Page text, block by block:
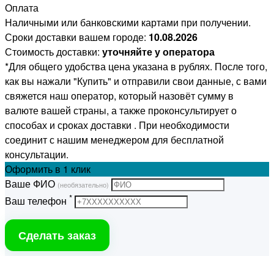
Оплата
Наличными или банковскими картами при получении.
Сроки доставки вашем городе: 10.08.2026
Стоимость доставки: уточняйте у оператора
*Для общего удобства цена указана в рублях. После того,
как вы нажали "Купить" и отправили свои данные, с вами
свяжется наш оператор, который назовёт сумму в
валюте вашей страны, а также проконсультирует о
способах и сроках доставки . При необходимости
соединит с нашим менеджером для бесплатной
консультации.
Оформить в 1 клик
Ваше ФИО (необязательно)
Ваш телефон *
Сделать заказ